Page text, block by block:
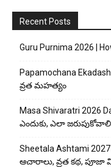
Recent Posts
Guru Purnima 2026 |
Papamochana
వ్రత మహత్యం
Masa Shivaratri 2026
ఎందుకు, ఎలా
Sheetala Ashtami
ఆచారాలు, వ్రత కథ, పూజా